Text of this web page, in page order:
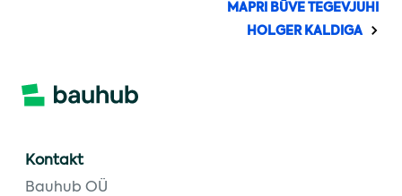
MAPRI BŪVE TEGEVJUHI
HOLGER KALDIGA
Kontakt
Bauhub OÜ